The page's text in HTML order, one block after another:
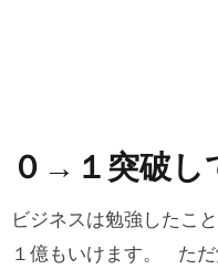
０→１突破し
ビジネスは勉強したこ
１億もいけます。 た